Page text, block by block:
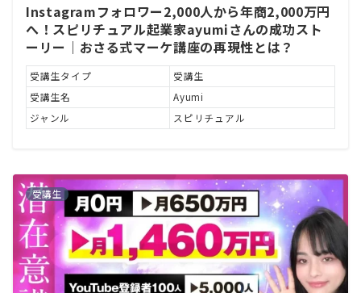
Instagramフォロワー2,000人から年商2,000万円
へ！スピリチュアル起業家ayumiさんの成功スト
ーリー｜おさる式マーケ講座の再現性とは？
受講生タイプ
受講生
受講生名
Ayumi
ジャンル
スピリチュアル
受講生